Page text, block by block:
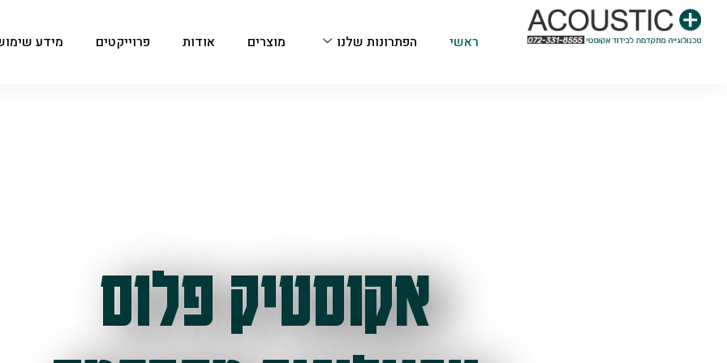
ראשי הפתרונות שלנו מוצרים אודות פרוייקטים מידע
אקוסטיק פלוס